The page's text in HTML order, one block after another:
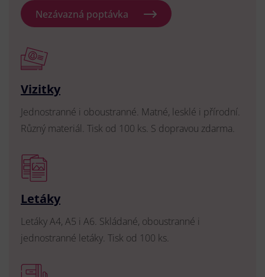
Nezávazná poptávka
Vizitky
Jednostranné i oboustranné. Matné, lesklé i přírodní.
Různý materiál. Tisk od 100 ks. S dopravou zdarma.
Letáky
Letáky A4, A5 i A6. Skládané, oboustranné i
jednostranné letáky. Tisk od 100 ks.